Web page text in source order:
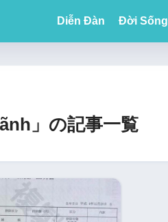
Diễn Đàn Đời Sống
」の記事一覧